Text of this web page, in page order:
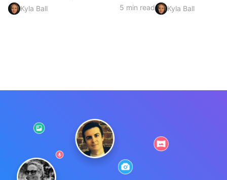
Kyla Ball 5 min read Kyla Ball